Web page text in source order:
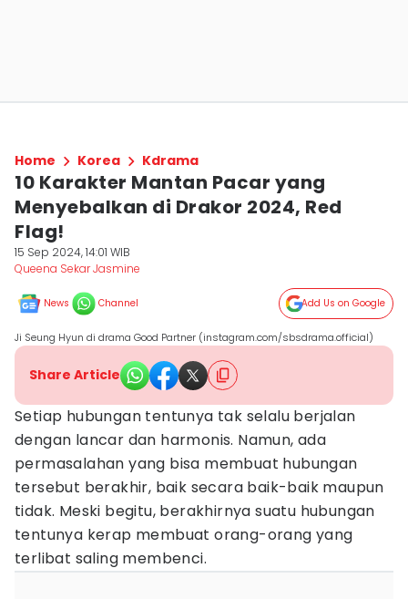
Home Korea Kdrama
10 Karakter Mantan Pacar yang
Menyebalkan di Drakor 2024, Red
Flag!
15 Sep 2024, 14:01 WIB
Queena Sekar Jasmine
News Channel Add Us on Google
Ji Seung Hyun di drama Good Partner (instagram.com/sbsdrama.official)
Share Article
Setiap hubungan tentunya tak selalu berjalan
dengan lancar dan harmonis. Namun, ada
permasalahan yang bisa membuat hubungan
tersebut berakhir, baik secara baik-baik maupun
tidak. Meski begitu, berakhirnya suatu hubungan
tentunya kerap membuat orang-orang yang
terlibat saling membenci.